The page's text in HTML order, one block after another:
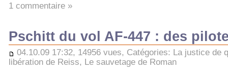
1 commentaire »
Pschitt du vol AF-447 : des
04.10.09 17:32, 14956 vues, Catégories: La justice de
libération de Reiss, Le sauvetage de Roman